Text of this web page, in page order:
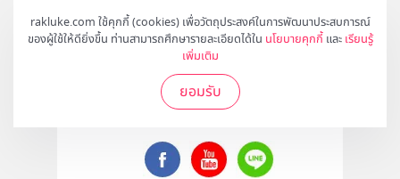
rakluke.com ใช้คุกกี้ (cookies) เพื่อวัตถุประสงค์ในการพัฒนาประสบการณ์
ของผู้ใช้ให้ดียิ่งขึ้น ท่านสามารถศึกษารายละเอียดได้ใน นโยบายคุกกี้ และ เรียนรู้
เพิ่มเติม
ยอมรับ
สมัคร
ติดตามเราได้ที่